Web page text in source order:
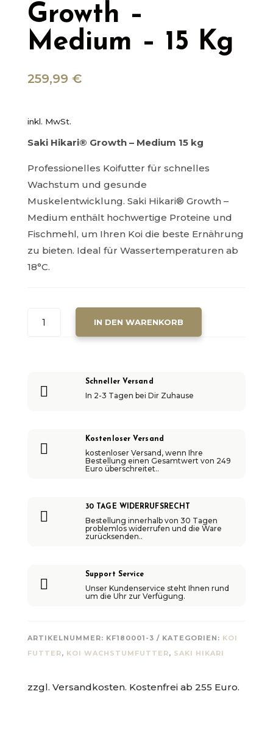
Growth –
Medium – 15 Kg
259,99 €
inkl. MwSt.
Saki Hikari® Growth – Medium 15 kg
Professionelles Koifutter für schnelles
Wachstum und gesunde
Muskelentwicklung. Saki Hikari® Growth –
Medium enthält hochwertige Proteine und
Fischmehl, um Ihren Koi die beste Ernährung
zu bieten. Ideal für Wassertemperaturen ab
18°C.
IN DEN WARENKORB

Schneller Versand
In 2-3 Tagen bei Dir Zuhause

Kostenloser Versand
kostenloser Versand, wenn Ihre
Bestellung einen Gesamtwert von 249
Euro überschreitet..

30 TAGE WIDERRUFSRECHT
Bestellung innerhalb von 30 Tagen
problemlos widerrufen und die Ware
zurücksenden..

Support Service
Unser Kundenservice steht Ihnen rund
um die Uhr zur Verfügung.
ARTIKELNUMMER: KF180001-3 KATEGORIEN: KOI
FUTTER, KOI WACHSTUMFUTTER, SAKI HIKARI
zzgl. Versandkosten. Kostenfrei ab 255 Euro.